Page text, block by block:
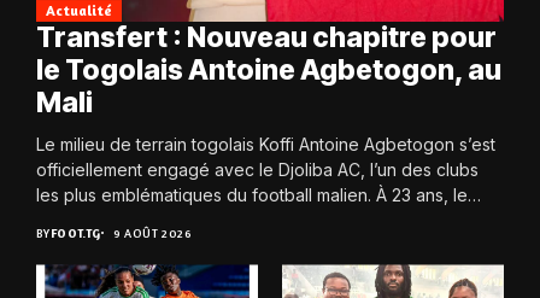
Actualité
Transfert : Nouveau chapitre pour
le Togolais Antoine Agbetogon, au
Mali
Le milieu de terrain togolais Koffi Antoine Agbetogon s’est
officiellement engagé avec le Djoliba AC, l’un des clubs
les plus emblématiques du football malien. À 23 ans, le
joueur quitte...
BYFOOT.TG 9 AOÛT 2026